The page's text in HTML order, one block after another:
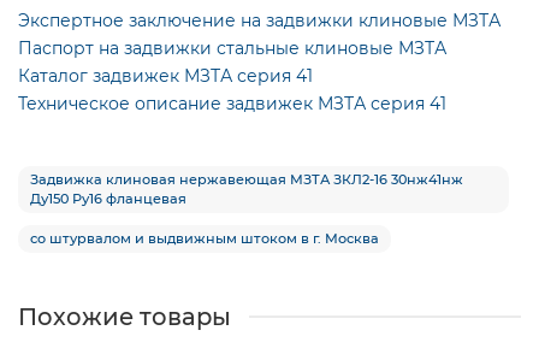
Экспертное заключение на задвижки клиновые МЗТА
Паспорт на задвижки стальные клиновые МЗТА
Каталог задвижек МЗТА серия 41
Техническое описание задвижек МЗТА серия 41
Задвижка клиновая нержавеющая МЗТА ЗКЛ2-16 30нж41нж
Ду150 Ру16 фланцевая
со штурвалом и выдвижным штоком в г. Москва
Похожие товары